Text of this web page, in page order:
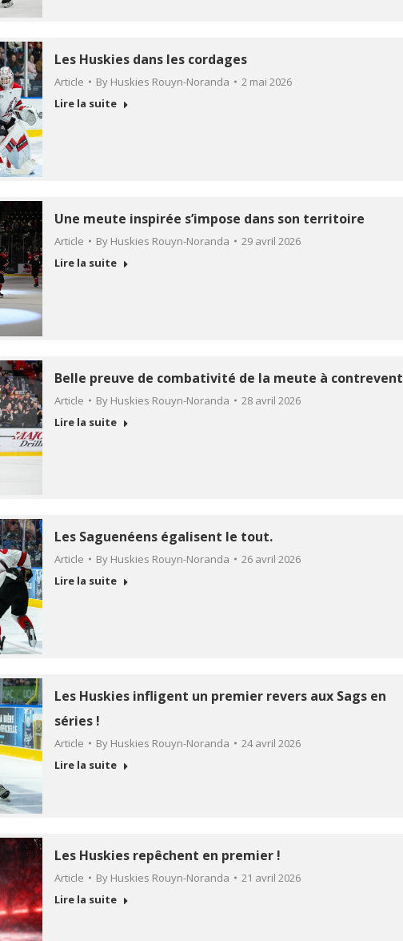
Les Huskies dans les cordages
Article By Huskies Rouyn-Noranda
2 mai 2026
Lire la suite
Une meute inspirée s’impose dans son territoire
Article By Huskies Rouyn-Noranda
29 avril 2026
Lire la suite
Belle preuve de combativité de la meute à contrevent
Article By Huskies Rouyn-Noranda
28 avril 2026
Lire la suite
Les Saguenéens égalisent le tout.
Article By Huskies Rouyn-Noranda
26 avril 2026
Lire la suite
Les Huskies infligent un premier revers aux Sags en
séries !
Article By Huskies Rouyn-Noranda
24 avril 2026
Lire la suite
Les Huskies repêchent en premier !
Article By Huskies Rouyn-Noranda
21 avril 2026
Lire la suite